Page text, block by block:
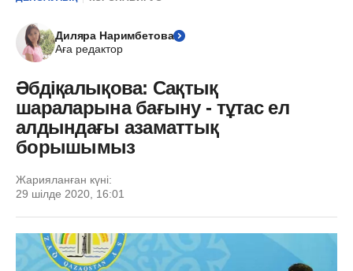
Диляра Наримбетова
Аға редактор
Әбдіқалықова: Сақтық
шараларына бағыну - тұтас ел
алдындағы азаматтық
борышымыз
Жарияланған күні:
29 шілде 2020, 16:01